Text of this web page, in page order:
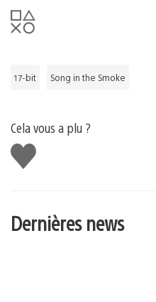
17-bit Song in the Smoke
Cela vous a plu ?
J'aime
Dernières news